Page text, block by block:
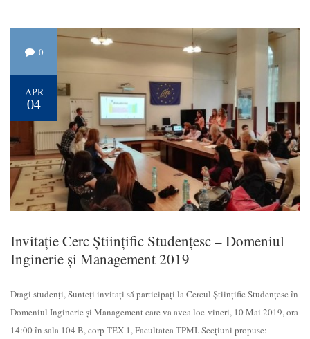
0
APR
04
Invitație Cerc Științific Studențesc – Domeniul
Inginerie și Management 2019
Dragi studenți, Sunteți invitați să participați la Cercul Științific Studențesc în
Domeniul Inginerie și Management care va avea loc vineri, 10 Mai 2019, ora
14:00 în sala 104 B, corp TEX 1, Facultatea TPMI. Secțiuni propuse: